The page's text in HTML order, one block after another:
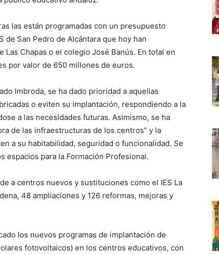
las están programadas con un presupuesto
de San Pedro de Alcántara que hoy han
Chapas o el colegio José Banús. En total en
por valor de 650 millones de euros.
Imbroda, se ha dado prioridad a aquellas
o eviten su implantación, respondiendo a la
a las necesidades futuras. Asimismo, se ha
de las infraestructuras de los centros” y la
a su habitabilidad, seguridad o funcionalidad. Se
espacios para la Formación Profesional.
a centros nuevos y sustituciones como el IES La
48 ampliaciones y 126 reformas, mejoras y
los nuevos programas de implantación de
fotovoltaicos) en los centros educativos, con